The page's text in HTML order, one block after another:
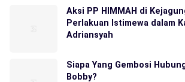
Aksi PP HIMMAH di
Perlakuan Istimewa dalam
Adriansyah
Siapa Yang Gembosi
Bobby?